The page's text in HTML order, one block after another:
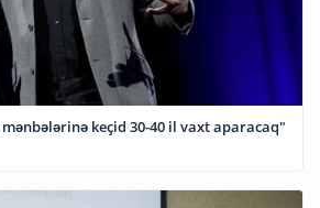
keçid 30-40 il vaxt aparacaq"